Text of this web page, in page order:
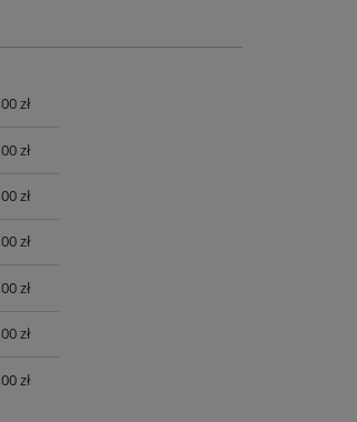
zł
zł
zł
zł
zł
zł
zł